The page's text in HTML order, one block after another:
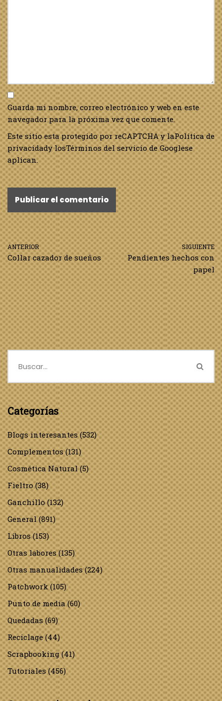
Guarda mi nombre, correo electrónico y web en este
navegador para la próxima vez que comente.
Este sitio esta protegido por reCAPTCHA y laPolítica de
privacidady losTérminos del servicio de Googlese
aplican.
ANTERIOR
Collar cazador de sueños
SIGUIENTE
Pendientes hechos con
papel
Categorías
Blogs interesantes(532)
Complementos(131)
Cosmética Natural(5)
Fieltro(38)
Ganchillo(132)
General(891)
Libros(153)
Otras labores(135)
Otras manualidades(224)
Patchwork(105)
Punto de media(60)
Quedadas(69)
Reciclage(44)
Scrapbooking(41)
Tutoriales(456)